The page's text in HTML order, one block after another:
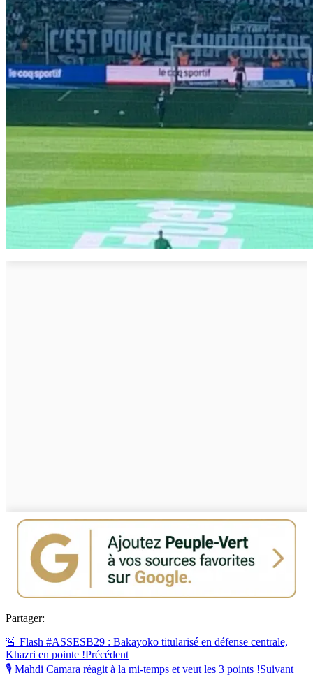
Partager:
🚨 Flash #ASSESB29 : Bakayoko titularisé en défense centrale,
Khazri en pointe !Précédent
🎙 Mahdi Camara réagit à la mi-temps et veut les 3 points !Suivant